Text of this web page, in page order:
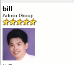
bill
Admin Group